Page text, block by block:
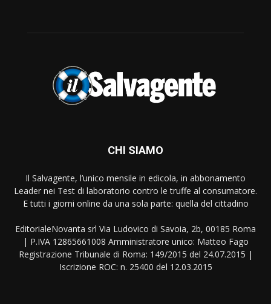
CHI SIAMO
Il Salvagente, l’unico mensile in edicola, in abbonamento
Leader nei Test di laboratorio contro le truffe al consumatore.
E tutti i giorni online da una sola parte: quella del cittadino
EditorialeNovanta srl Via Ludovico di Savoia, 2b, 00185 Roma
| P.IVA 12865661008 Amministratore unico: Matteo Fago
Registrazione Tribunale di Roma: 149/2015 del 24.07.2015 |
Iscrizione ROC: n. 25400 del 12.03.2015